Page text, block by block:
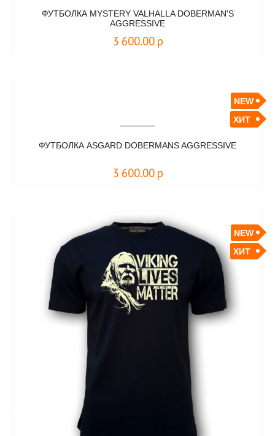
ФУТБОЛКА MYSTERY VALHALLA DOBERMAN'S
AGGRESSIVE
3 600.00 р
NEW
ХИТ
ФУТБОЛКА ASGARD DOBERMANS AGGRESSIVE
3 600.00 р
NEW
ХИТ